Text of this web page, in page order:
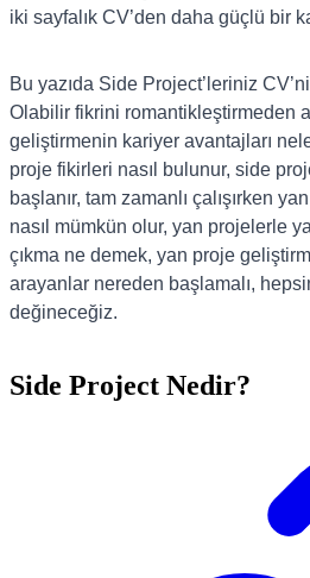
iki sayfalık CV’den daha güçlü bir
Bu yazıda Side Project’leriniz
Olabilir fikrini romantikleştirmeden
geliştirmenin kariyer avantajları
proje fikirleri nasıl bulunur, side
başlanır, tam zamanlı çalışırken
nasıl mümkün olur, yan projelerle
çıkma ne demek, yan proje
arayanlar nereden başlamalı,
değineceğiz.
Side Project Nedir?